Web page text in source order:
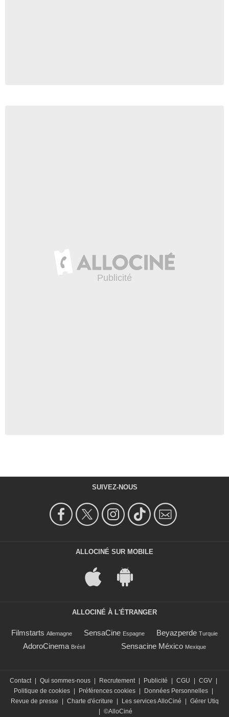
SUIVEZ-NOUS
ALLOCINÉ SUR MOBILE
ALLOCINÉ À L'ÉTRANGER
Filmstarts Allemagne SensaCine Espagne Beyazperde Turquie
AdoroCinema Brésil Sensacine México Mexique
Contact | Qui sommes-nous | Recrutement | Publicité | CGU | CGV |
Politique de cookies | Préférences cookies | Données Personnelles |
Revue de presse
| Charte d'écriture | Les services AlloCiné | Gérer Utiq
| ©AlloCiné